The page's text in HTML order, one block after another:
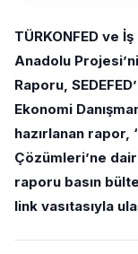
TÜRKONFED ve
Anadolu
Raporu,
Ekonomi
hazırlanan rapor,
Çözümleri’ne
raporu basın
link vasıtasıyla